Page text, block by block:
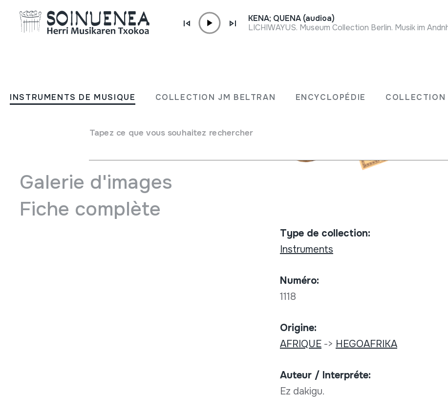
INSTRUMENTS DE MUSIQUE COLLECTION JM BELTRAN ENCYCLOPÉDIE COLLECTION
Tapez ce que vous souhaitez rechercher
KENA; QUENA (audioa)
LICHIWAYUS. Museum Collection Berlin. Musik im
SONAJAS
Type d'instrument de musique
Galerie d'images
Fiche complète
Type de collection:
Instruments
Numéro:
1118
Origine:
AFRIQUE-> HEGOAFRIKA
Auteur / Interpréte:
Ez dakigu.